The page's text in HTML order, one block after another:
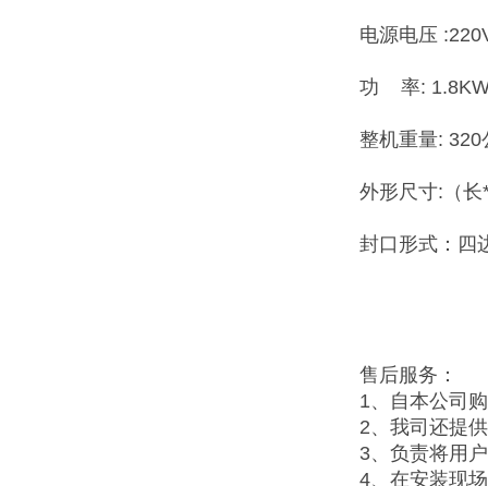
电源电压
功 率: 1.8KW
整机重量: 320
外形尺寸:（
封口形式：四
售后服务：
1、自本公司
2、我司还提
3、负责将用
4、在安装现